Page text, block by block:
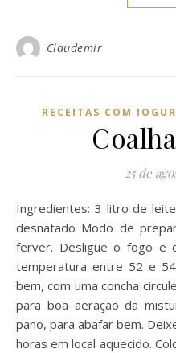
Claudemir
RECEITAS COM
25 de
Ingredientes: 3 litro de leite 3 colheres (sopa) de iogurte
desnatado Modo de
ferver. Desligue o fogo e
temperatura entre 52 e
bem, com uma concha
para boa aeração da
pano, para abafar bem.
horas em local aquecido.